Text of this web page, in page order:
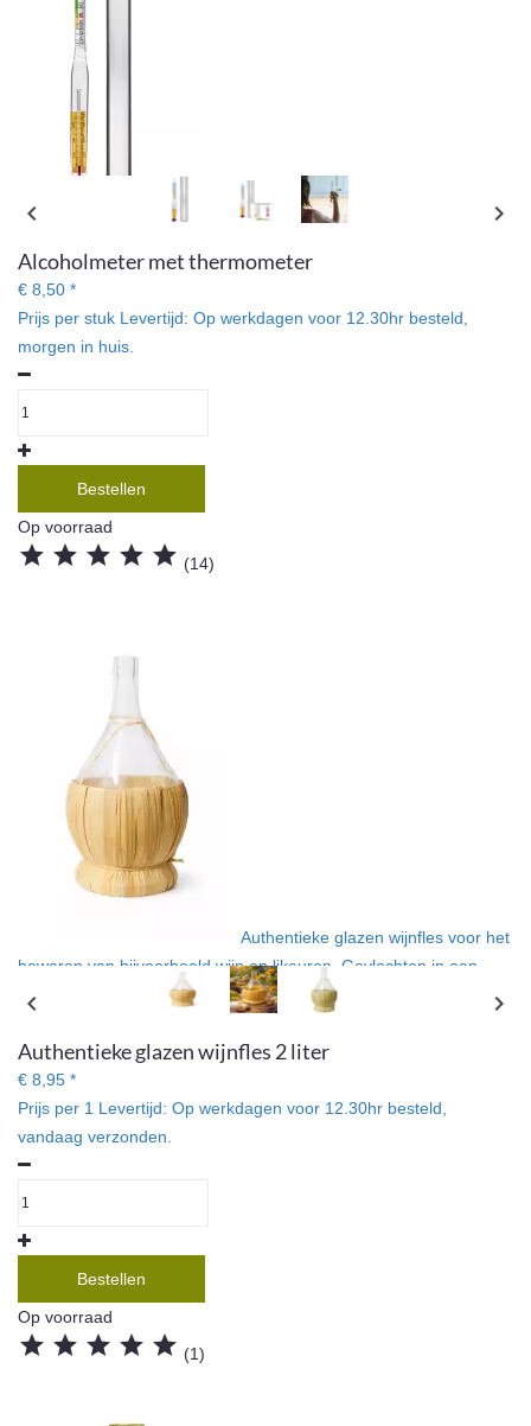
Dit instrument wordt gebruikt om het
chevron_left chevron_right
Alcoholmeter met thermometer
€ 8,50 *
Prijs per stuk Levertijd: Op werkdagen voor 12.30hr besteld,
morgen in huis.
Bestellen
Op voorraad
     (14)
Authentieke glazen wijnfles voor het
bewaren van bijvoorbeeld wijn en likeuren. Gevlochten in een
mand gemaakt van zeegras. Kan natuurlijk ook als decoratief
chevron_left chevron_right
Authentieke glazen wijnfles 2 liter
€ 8,95 *
Prijs per 1 Levertijd: Op werkdagen voor 12.30hr besteld,
vandaag verzonden.
Bestellen
Op voorraad
     (1)